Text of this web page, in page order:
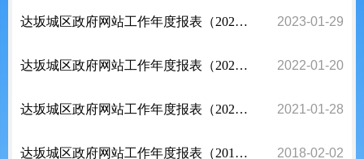
达坂城区政府网站工作年度报表（2022年） 2023-01-29
达坂城区政府网站工作年度报表（2021年） 2022-01-20
达坂城区政府网站工作年度报表（2020年） 2021-01-28
达坂城区政府网站工作年度报表（2017年） 2018-02-02